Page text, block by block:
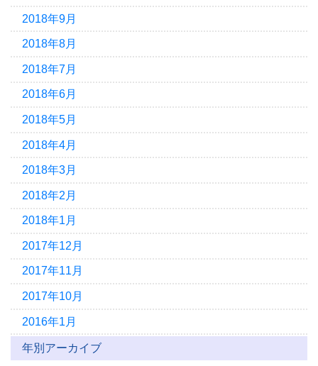
2018年9月
2018年8月
2018年7月
2018年6月
2018年5月
2018年4月
2018年3月
2018年2月
2018年1月
2017年12月
2017年11月
2017年10月
2016年1月
年別アーカイブ